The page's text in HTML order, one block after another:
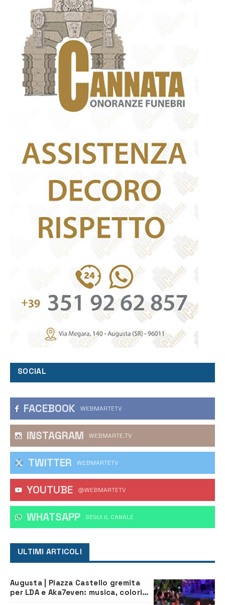
SOCIAL
FACEBOOK WEBMARTETV
INSTAGRAM WEBMARTE.TV
TWITTER WEBMARTETV
YOUTUBE @WEBMARTETV
WHATSAPP ‎SEGUI IL CANALE
ULTIMI ARTICOLI
Augusta | Piazza Castello gremita
per LDA e Aka7even: musica, colori